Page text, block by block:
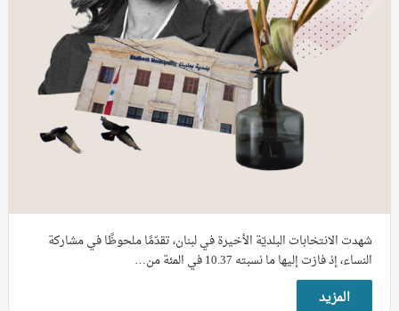
شهدت الانتخابات البلديّة الأخيرة في لبنان، تقدّمًا ملحوظًا في مشاركة
النساء، إذ فازت إليها ما نسبته 10.37 في المئة من…
المزيد